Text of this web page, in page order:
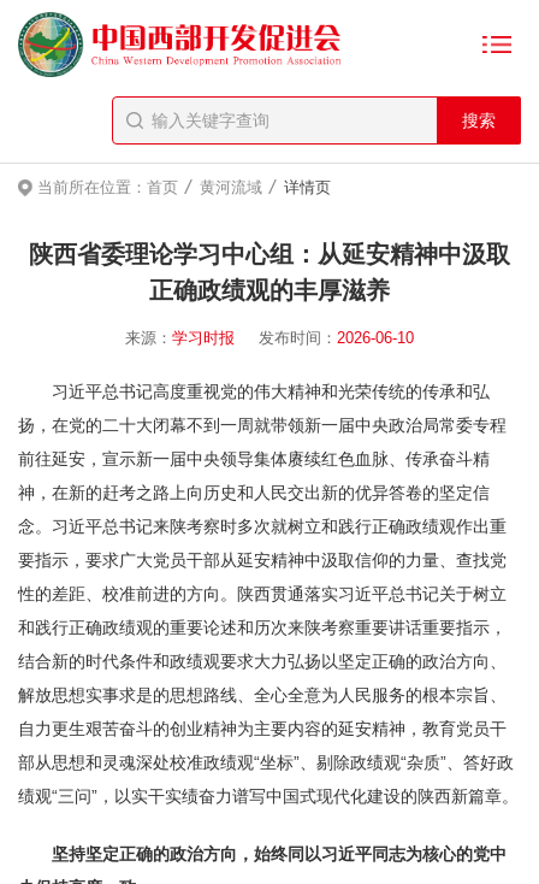
当前所在位置： 首页 / 黄河流域 / 详情页
陕西省委理论学习中心组：从延安精神中汲取
正确政绩观的丰厚滋养
来源： 学习时报 发布时间： 2026-06-10
习近平总书记高度重视党的伟大精神和光荣传统的传承和弘
扬，在党的二十大闭幕不到一周就带领新一届中央政治局常委专程
前往延安，宣示新一届中央领导集体赓续红色血脉、传承奋斗精
神，在新的赶考之路上向历史和人民交出新的优异答卷的坚定信
念。习近平总书记来陕考察时多次就树立和践行正确政绩观作出重
要指示，要求广大党员干部从延安精神中汲取信仰的力量、查找党
性的差距、校准前进的方向。陕西贯通落实习近平总书记关于树立
和践行正确政绩观的重要论述和历次来陕考察重要讲话重要指示，
结合新的时代条件和政绩观要求大力弘扬以坚定正确的政治方向、
解放思想实事求是的思想路线、全心全意为人民服务的根本宗旨、
自力更生艰苦奋斗的创业精神为主要内容的延安精神，教育党员干
部从思想和灵魂深处校准政绩观“坐标”、剔除政绩观“杂质”、答好政
绩观“三问”，以实干实绩奋力谱写中国式现代化建设的陕西新篇章。
坚持坚定正确的政治方向，始终同以习近平同志为核心的党中